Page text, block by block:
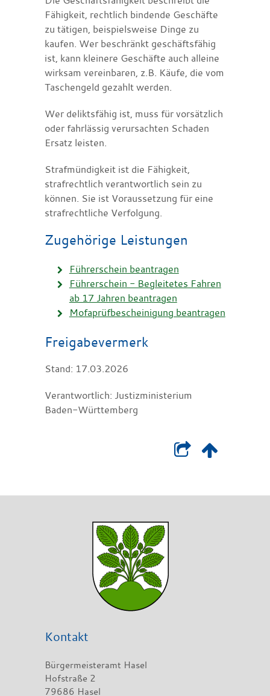
Fähigkeit, rechtlich bindende Geschäfte
zu tätigen, beispielsweise Dinge zu
kaufen. Wer beschränkt geschäftsfähig
ist, kann kleinere Geschäfte auch alleine
wirksam vereinbaren, z.B. Käufe, die vom
Taschengeld gezahlt werden.
Wer deliktsfähig ist, muss für vorsätzlich
oder fahrlässig verursachten Schaden
Ersatz leisten.
Strafmündigkeit ist die Fähigkeit,
strafrechtlich verantwortlich sein zu
können. Sie ist Voraussetzung für eine
strafrechtliche Verfolgung.
Zugehörige Leistungen
Führerschein beantragen
Führerschein - Begleitetes Fahren
ab 17 Jahren beantragen
Mofaprüfbescheinigung beantragen
Freigabevermerk
Stand: 17.03.2026
Verantwortlich: Justizministerium
Baden-Württemberg
Kontakt
Bürgermeisteramt Hasel
Hofstraße 2
79686 Hasel